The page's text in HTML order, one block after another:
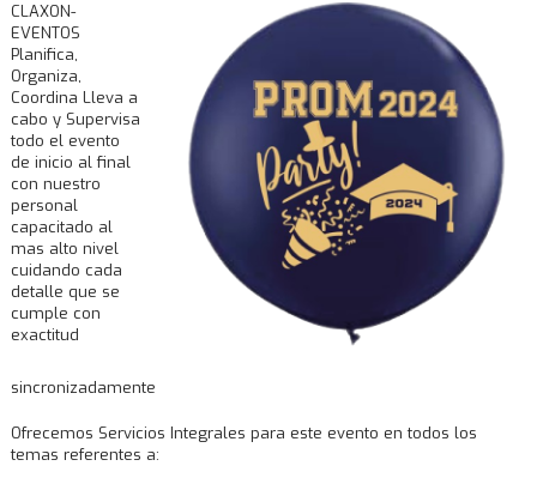
CLAXON-
EVENTOS
Planifica,
Organiza,
Coordina Lleva a
cabo y Supervisa
todo el evento
de inicio al final
con nuestro
personal
capacitado al
mas alto nivel
cuidando cada
detalle que se
cumple con
exactitud
sincronizadamente
Ofrecemos Servicios Integrales para este evento en todos los
temas referentes a: